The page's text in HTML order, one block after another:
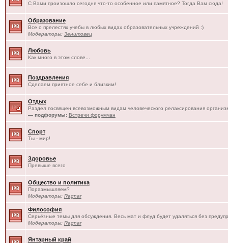
С Вами произошло сегодня что-то особенное или памятное? Тогда Вам сюда!
Образование
Все о прелестях учебы в любых видах образовательных учреждений :)
Модераторы: Зенитовец
Любовь
Как много в этом слове...
Поздравления
Сделаем приятное себе и близким!
Отдых
Раздел посвящен всевозможным видам человеческого релаксирования
— подфорумы: Встречи форумчан
Спорт
Ты - мир!
Здоровье
Превыше всего
Общество и политика
Поразмышляем?
Модераторы: Ragnar
Философия
Серьёзные темы для обсуждения. Весь мат и флуд будет удаляться без
Модераторы: Ragnar
Янтарный край